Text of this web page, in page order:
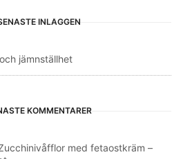
INLÄGGEN
jämnställhet
KOMMENTARER
med fetaostkräm –